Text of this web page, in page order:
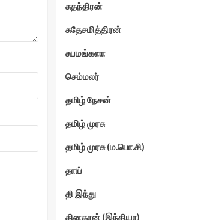
சுதந்திரன்
சுதேசமித்திரன்
சுபமங்களா
செம்மலர்
தமிழ் நேசன்
தமிழ் முரசு
தமிழ் முரசு (ம.பொ.சி)
தாய்
தி இந்து
தினகரன் (இந்தியா)